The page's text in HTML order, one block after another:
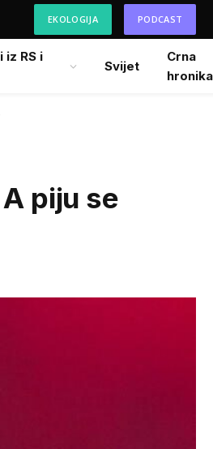
EKOLOGIJA PODCAST
iz RS i
Svijet
Crna
hronika
piju se